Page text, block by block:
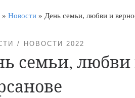
» Новости » День семьи, любви и
НОВОСТИ 2022
семьи, любви